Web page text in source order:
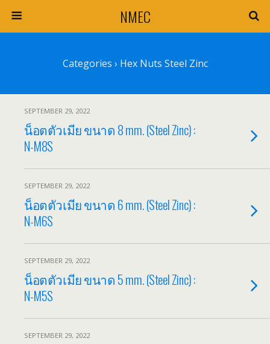
NMEC
Categories › Hex Nuts Steel Zinc
SEPTEMBER 29, 2022
น็อตตัวเมีย ขนาด 8 mm. (Steel Zinc) :
N-M8S
SEPTEMBER 29, 2022
น็อตตัวเมีย ขนาด 6 mm. (Steel Zinc) :
N-M6S
SEPTEMBER 29, 2022
น็อตตัวเมีย ขนาด 5 mm. (Steel Zinc) :
N-M5S
SEPTEMBER 29, 2022